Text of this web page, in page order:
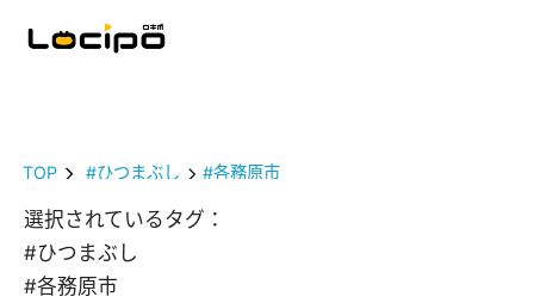
TOP #ひつまぶし #各務原市
選択されているタグ：
#ひつまぶし
#各務原市